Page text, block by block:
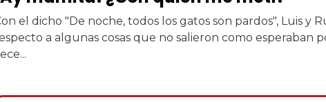
el dicho "De noche, todos los gatos son pardos", Luis y
a algunas cosas que no salieron como esperaban